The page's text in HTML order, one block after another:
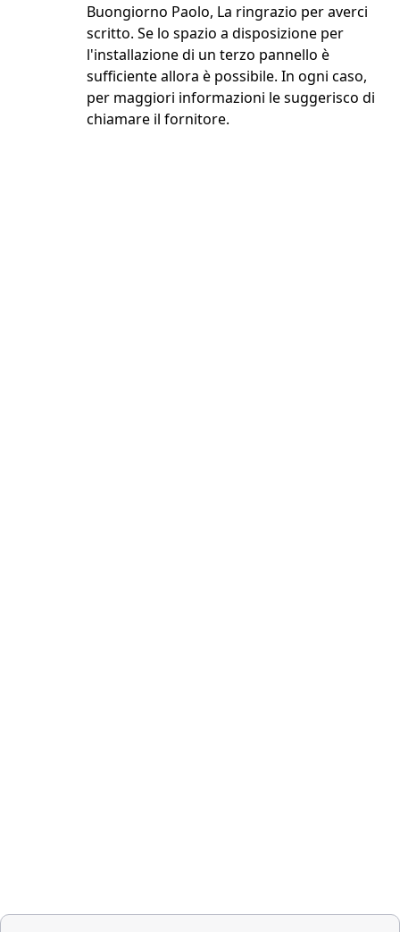
Buongiorno Paolo, La ringrazio per averci
scritto. Se lo spazio a disposizione per
l'installazione di un terzo pannello è
sufficiente allora è possibile. In ogni caso,
per maggiori informazioni le suggerisco di
chiamare il fornitore.